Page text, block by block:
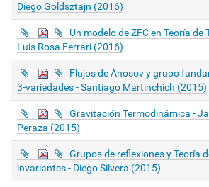
Diego Goldsztajn (2016)
Un modelo de ZFC en Teoría de
Luis Rosa Ferrari (2016)
Flujos de Anosov y grupo
3-variedades - Santiago Martinchich (2015)
Gravitación Termodinámica -
Peraza (2015)
Grupos de reflexiones y Teoría
invariantes - Diego Silvera (2015)